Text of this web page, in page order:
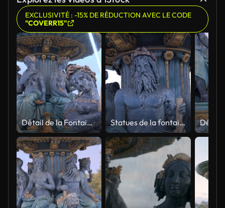
EXCLUSIVITÉ : -15% DE RÉDUCTION AVEC LE CODE
"COVERR15"
Détail de la Fontaine des Mers sur la Place de la Concorde à Paris Statues de la fontaine des Mers sur la place de la Concorde à Paris